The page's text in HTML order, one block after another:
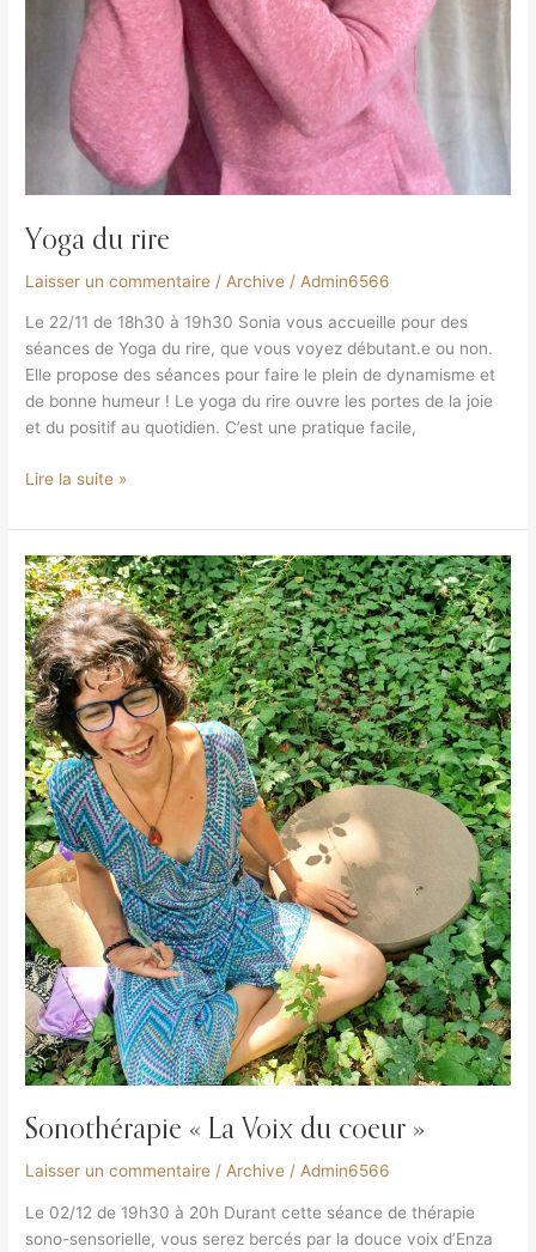
Yoga du rire
Laisser un commentaire / Archive / Admin6566
Le 22/11 de 18h30 à 19h30 Sonia vous accueille pour des
séances de Yoga du rire, que vous voyez débutant.e ou non.
Elle propose des séances pour faire le plein de dynamisme et
de bonne humeur ! Le yoga du rire ouvre les portes de la joie
et du positif au quotidien. C’est une pratique facile,
Lire la suite »
Sonothérapie « La Voix du coeur »
Laisser un commentaire / Archive / Admin6566
Le 02/12 de 19h30 à 20h Durant cette séance de thérapie
sono-sensorielle, vous serez bercés par la douce voix d’Enza
Sonothérapie
« La
Voix
du
coeur »